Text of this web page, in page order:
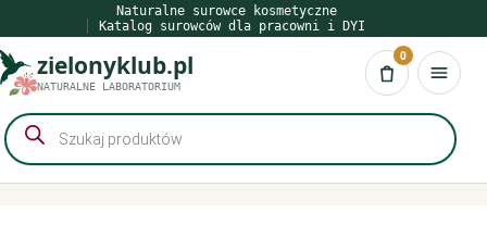
do
treści
Naturalne surowce kosmetyczne
Katalog surowców dla pracowni i DYI
zielonyklub.pl
NATURALNE LABORATORIUM Koszyk
0
Wyszukiwarka
produktów